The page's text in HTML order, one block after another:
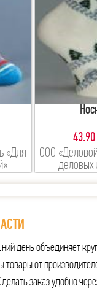
«Для
ООО
деловых
день объединяет
от
заказ удобно